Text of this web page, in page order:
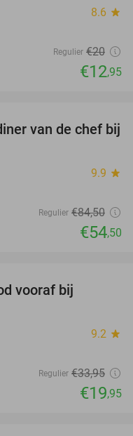
8.6 star
Regulier €20
€12,95
36%
van de chef bij
9.9 star
Regulier €84,50
€54,50
vooraf bij
9.2 star
Regulier €33,95
€19,95